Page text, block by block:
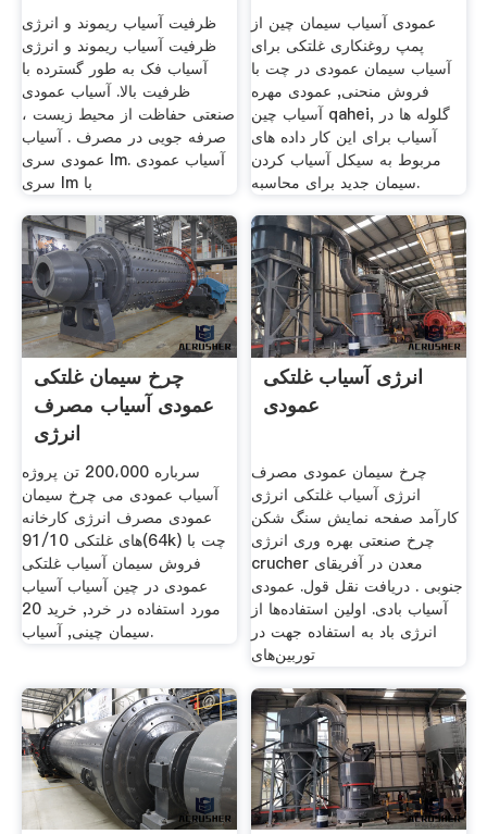
ظرفیت آسیاب ریموند و انرژی
ظرفیت آسیاب ریموند و انرژی
آسیاب فک به طور گسترده با
ظرفیت بالا. آسیاب عمودی
صنعتی حفاظت از محیط زیست ،
صرفه جویی در مصرف . آسیاب
عمودی سری lm. آسیاب عمودی
سری lm با
عمودی آسیاب سیمان چین از
پمپ روغنکاری غلتکی برای
آسیاب سیمان عمودی در چت با
فروش منحنی, عمودی مهره
آسیاب چین qahei, گلوله ها در
آسیاب برای این کار داده های
مربوط به سیکل آسیاب کردن
سیمان جدید برای محاسبه.
چرخ سیمان غلتکی
عمودی آسیاب مصرف
انرژی
سرباره 200،000 تن پروژه
آسیاب عمودی می چرخ سیمان
عمودی مصرف انرژی کارخانه
های غلتکی 91/10(64k) چت با
فروش سیمان آسیاب غلتکی
عمودی در چین آسیاب آسیاب
مورد استفاده در خرد, خرید 20
سیمان چینی, آسیاب.
انرژی آسیاب غلتکی
عمودی
چرخ سیمان عمودی مصرف
انرژی آسیاب غلتکی انرژی
کارآمد صفحه نمایش سنگ شکن
چرخ صنعتی بهره وری انرژی
crucher معدن در آفریقای
جنوبی . دریافت نقل قول. عمودی
آسیاب بادی. اولین استفاده‌ها از
انرژی باد به استفاده جهت در
توربین‌های